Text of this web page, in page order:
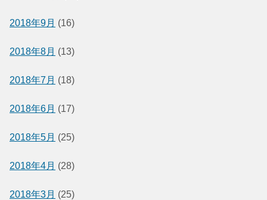
2018年9月 (16)
2018年8月 (13)
2018年7月 (18)
2018年6月 (17)
2018年5月 (25)
2018年4月 (28)
2018年3月 (25)